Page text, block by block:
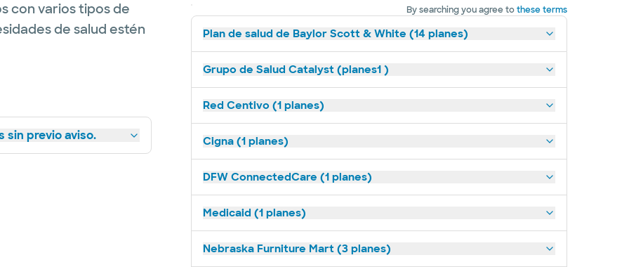
con varios tipos de
de salud estén
sin previo aviso.
By searching you agree tothese terms
Plan de salud de Baylor Scott & White (14 planes)
Grupo de Salud Catalyst (planes1 )
Red Centivo (1 planes)
Cigna (1 planes)
DFW ConnectedCare (1 planes)
Medicaid (1 planes)
Nebraska Furniture Mart (3 planes)